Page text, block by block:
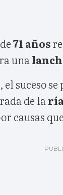
71 años
una
, el suceso
de la
causas